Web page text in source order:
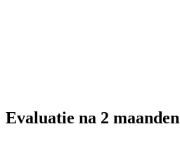
Evaluatie na 2 maanden